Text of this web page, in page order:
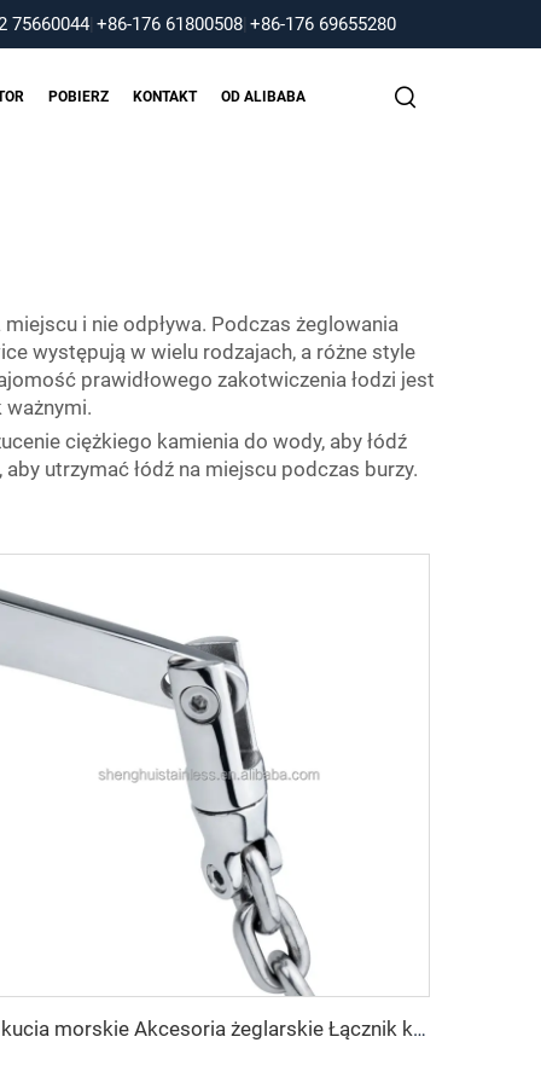
75660044 +86-176 61800508 +86-176 69655280
POBIERZ KONTAKT OD ALIBABA
i nie odpływa. Podczas żeglowania
występują w wielu rodzajach, a różne style
prawidłowego zakotwiczenia łodzi jest
ciężkiego kamienia do wody, aby łódź
utrzymać łódź na miejscu podczas burzy.
Okucia morskie Akcesoria żeglarskie Łącznik kotwicy ze stali nierdzewnej 316 Dwukierunkowy łącznik obrotowy do kotwicy